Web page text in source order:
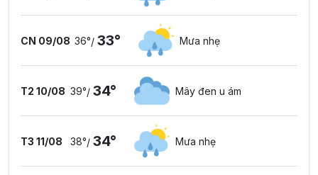
CN 09/08 36°/ 33° Mưa nhẹ
T2 10/08 39°/ 34° Mây đen u ám
T3 11/08 38°/ 34° Mưa nhẹ